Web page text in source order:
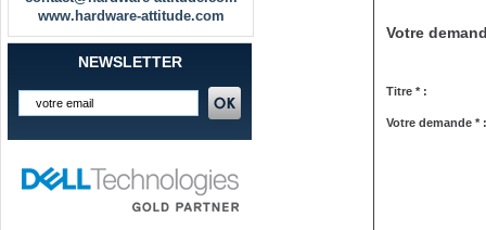
www.hardware-attitude.com
NEWSLETTER
Votre
Titre * :
Votre demande * :